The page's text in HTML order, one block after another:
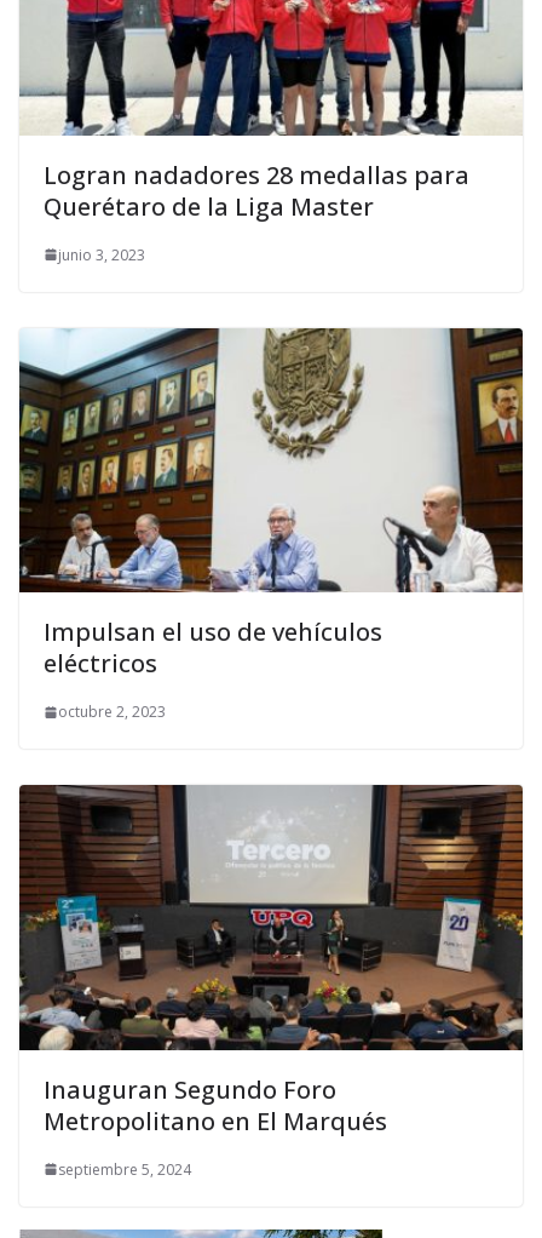
Logran nadadores 28 medallas para
Querétaro de la Liga Master
junio 3, 2023
Impulsan el uso de vehículos
eléctricos
octubre 2, 2023
Inauguran Segundo Foro
Metropolitano en El Marqués
septiembre 5, 2024